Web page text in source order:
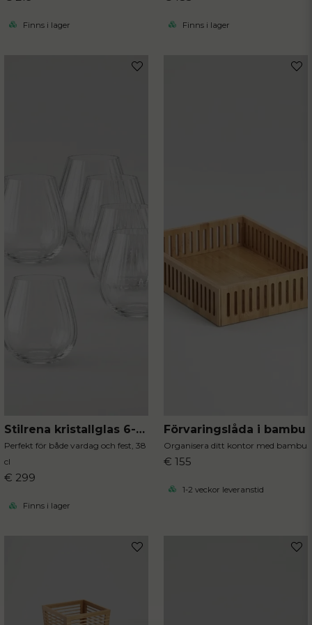
Finns i lager Finns i lager
Stilrena kristallglas 6-pack
Perfekt för både vardag och fest, 38
cl
€ 299
Finns i lager
Förvaringslåda i bambu
Organisera ditt kontor med bambu
€ 155
1-2 veckor leveranstid